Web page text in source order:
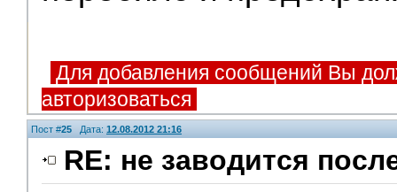
Для добавления сообщений Вы
авторизоваться
Пост #25 Дата: 12.08.2012 21:16
RE: не заводится